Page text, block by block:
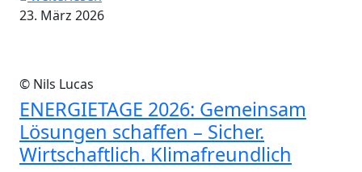
23. März 2026
© Nils Lucas
ENERGIETAGE 2026: Gemeinsam
Lösungen schaffen – Sicher.
Wirtschaftlich. Klimafreundlich